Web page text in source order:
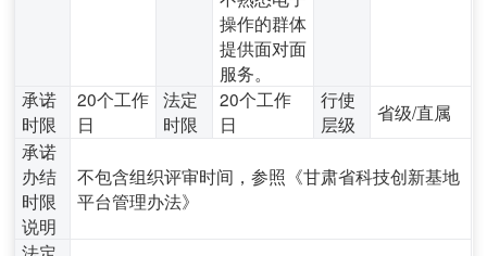
操作的群体
提供面对面
服务。
承诺
时限
20个工作
日
法定
时限
20个工作
日
行使
层级
省级/直属
承诺
办结
时限
说明
不包含组织评审时间，参照《甘肃省科技创新基地
平台管理办法》